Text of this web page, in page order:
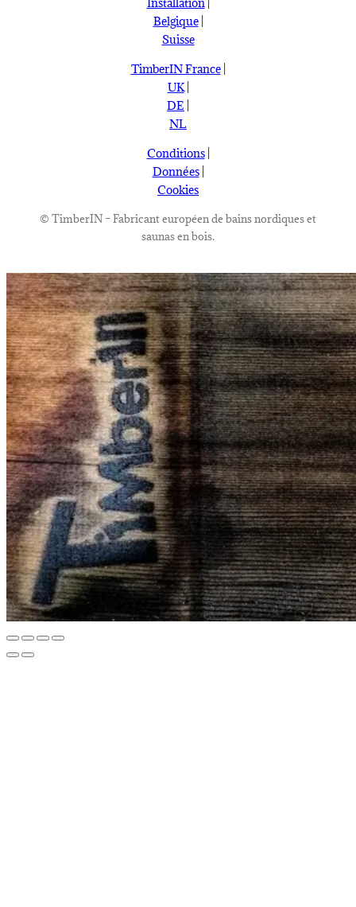
Belgique|
Suisse
TimberIN France|
UK|
DE
NL
Conditions|
Données|
Cookies
© TimberIN – Fabricant européen de bains nordiques et
saunas en bois.